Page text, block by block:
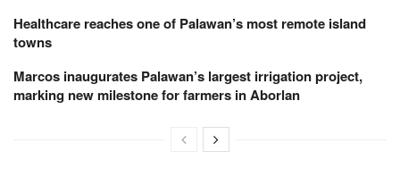
Healthcare reaches one of Palawan’s most remote island
towns
Marcos inaugurates Palawan’s largest irrigation project,
marking new milestone for farmers in Aborlan